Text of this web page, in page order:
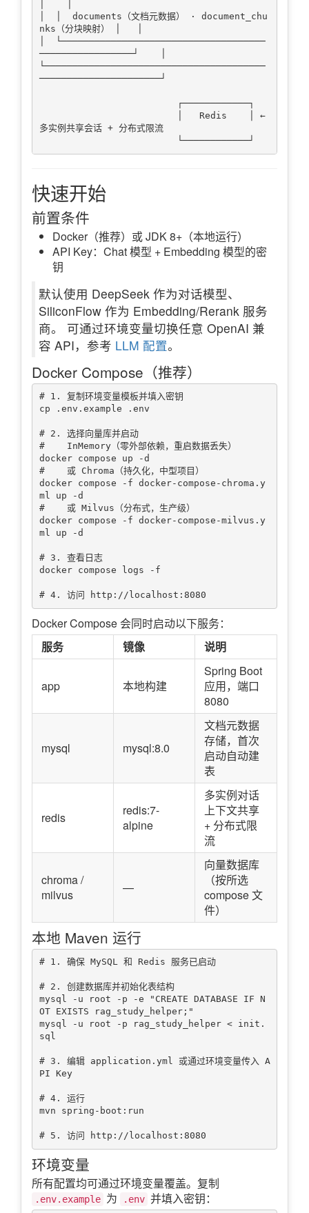
│  │  documents（文档元数据） · document_chu
nks（分块映射） │   │
│  └─────────────────────────────────────
─────────────────┘    │
└────────────────────────────────────────
──────────────────────┘
多实例共享会话 + 分布式限流
快速开始
前置条件
Docker（推荐）或 JDK 8+（本地运行）
API Key：Chat 模型 + Embedding 模型的密
钥
默认使用 DeepSeek 作为对话模型、
SiliconFlow 作为 Embedding/Rerank 服务
商。 可通过环境变量切换任意 OpenAI 兼
容 API，参考 LLM 配置。
Docker Compose（推荐）
# 1. 复制环境变量模板并填入密钥
cp .env.example .env
# 2. 选择向量库并启动
#    InMemory（零外部依赖，重启数据丢失）
docker compose up -d
#    或 Chroma（持久化，中型项目）
docker compose -f docker-compose-chroma.y
ml up -d
#    或 Milvus（分布式，生产级）
docker compose -f docker-compose-milvus.y
ml up -d
# 3. 查看日志
docker compose logs -f
Docker Compose 会同时启动以下服务：
服务
镜像 说明
app 本地构建
Spring Boot
应用，端口
8080
mysql mysql:8.0
文档元数据
存储，首次
启动自动建
表
redis
redis:7-
alpine
多实例对话
上下文共享
+ 分布式限
流
chroma /
milvus
—
向量数据库
（按所选
compose 文
件）
本地 Maven 运行
# 1. 确保 MySQL 和 Redis 服务已启动
# 2. 创建数据库并初始化表结构
mysql -u root -p -e "CREATE DATABASE IF N
OT EXISTS rag_study_helper;"
mysql -u root -p rag_study_helper < init.
sql
# 3. 编辑 application.yml 或通过环境变量传入 A
PI Key
# 4. 运行
mvn spring-boot:run
环境变量
所有配置均可通过环境变量覆盖。复制
.env.example 为 .env 并填入密钥：